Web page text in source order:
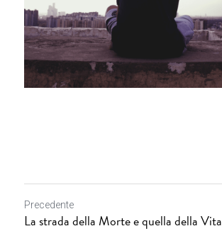
Precedente
La strada della Morte e quella della Vita